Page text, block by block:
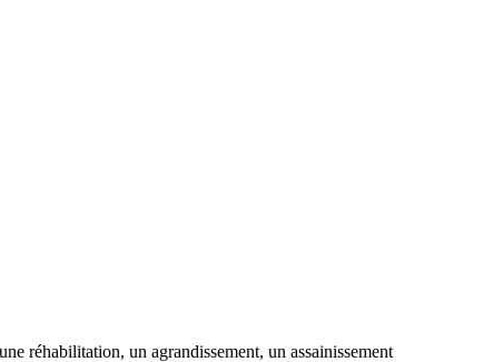
réhabilitation, un agrandissement, un assainissement